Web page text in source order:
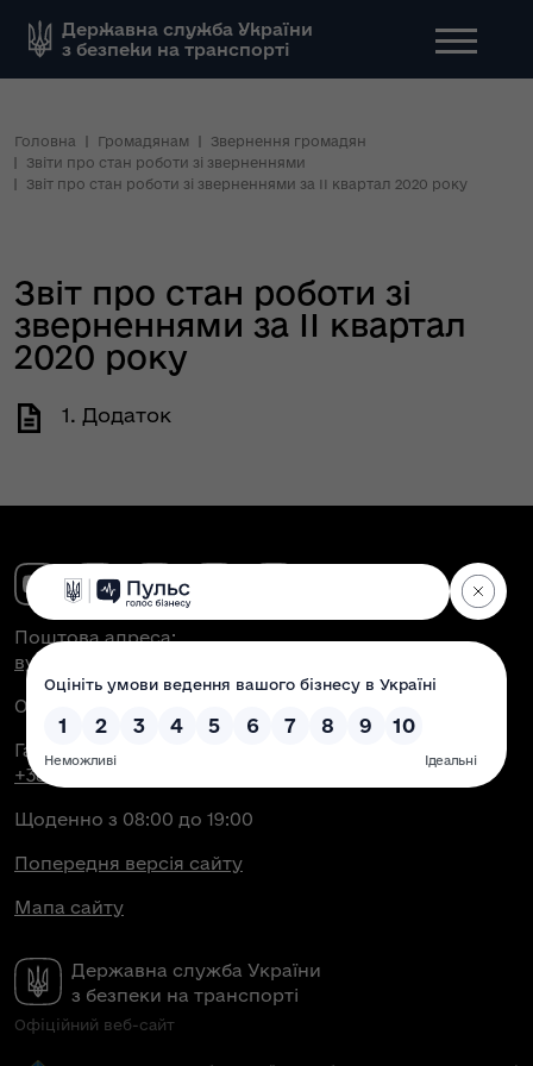
Державна служба України
з безпеки на транспорті
Головна Громадянам
Звернення громадян
Звіти про стан роботи зі зверненнями
Звіт про стан роботи зі зверненнями за ІІ квартал 2020 року
Звіт про стан роботи зі
зверненнями за ІІ квартал
2020 року
1. Додаток
Державна служба України
з безпеки на транспорті
Офіційний веб-сайт
Поштова адреса:
вул. Антоновича, 51, м. Київ, 03150
Офіційна електронна пошта:
Гаряча лінія Укртрансбезпеки:
+38 (044) 350-43-04
Щоденно з 08:00 до 19:00
Попередня версія сайту
Мапа сайту